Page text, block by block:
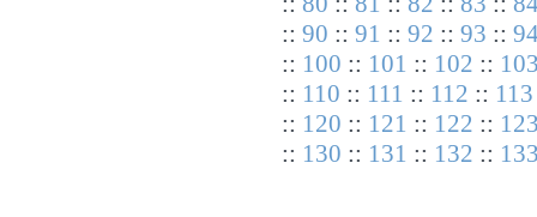
:: 90 :: 91 :: 92 :: 93 ::
:: 100 :: 101 :: 102 ::
:: 110 :: 111 :: 112 :: 113
:: 120 :: 121 :: 122 ::
:: 130 :: 131 :: 132 ::